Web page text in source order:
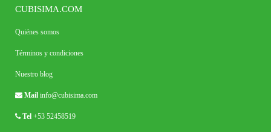
CUBISIMA.COM
Quiénes somos
Términos y condiciones
Nuestro blog
Mail info@cubisima.com
Tel +53 52458519